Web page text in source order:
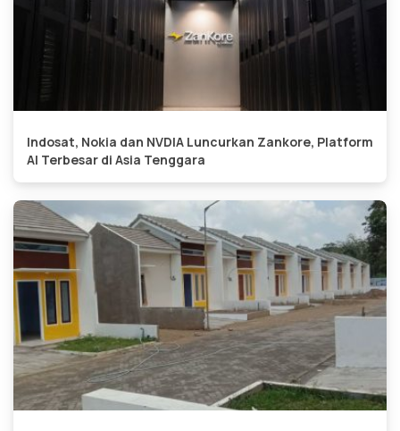
Indosat, Nokia dan NVDIA Luncurkan Zankore, Platform
AI Terbesar di Asia Tenggara